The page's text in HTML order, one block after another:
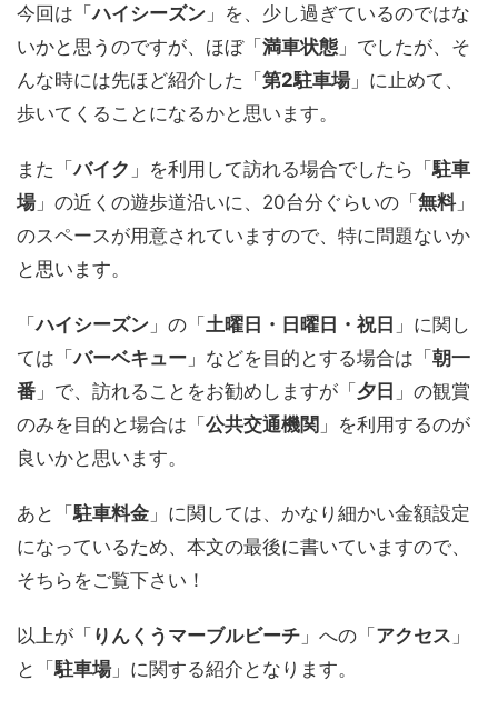
今回は「ハイシーズン 」を、少し過ぎているのではな
いかと思うのですが、ほぼ「満車状態 」でしたが、そ
んな時には先ほど紹介した「第2駐車場」に止めて、
歩いてくることになるかと思います。
また「バイク 」を利用して訪れる場合でしたら「駐車
場」の近くの遊歩道沿いに、20台分ぐらいの「無料」
のスペースが用意されていますので、特に問題ないか
と思います。
「ハイシーズン 」の「土曜日・日曜日・祝日 」に関し
ては「バーベキュー 」などを目的とする場合は「朝一
番 」で、訪れることをお勧めしますが「夕日 」の観賞
のみを目的と場合は「公共交通機関 」を利用するのが
良いかと思います。
あと「駐車料金 」に関しては、かなり細かい金額設定
になっているため、本文の最後に書いていますので、
そちらをご覧下さい！
以上が「 りんくうマーブルビーチ 」への「アクセス 」
と「駐車場」に関する紹介となります。